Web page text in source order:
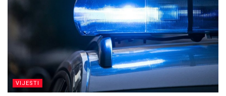
VIJESTI